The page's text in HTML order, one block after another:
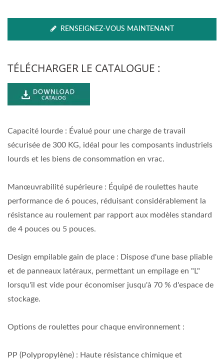
RENSEIGNEZ-VOUS MAINTENANT
TÉLÉCHARGER LE CATALOGUE :
Capacité lourde : Évalué pour une charge de travail
sécurisée de 300 KG, idéal pour les composants industriels
lourds et les biens de consommation en vrac.
Manœuvrabilité supérieure : Équipé de roulettes haute
performance de 6 pouces, réduisant considérablement la
résistance au roulement par rapport aux modèles standard
de 4 pouces ou 5 pouces.
Design empilable gain de place : Dispose d'une base pliable
et de panneaux latéraux, permettant un empilage en "L"
lorsqu'il est vide pour économiser jusqu'à 70 % d'espace de
stockage.
Options de roulettes pour chaque environnement :
PP (Polypropylène) : Haute résistance chimique et